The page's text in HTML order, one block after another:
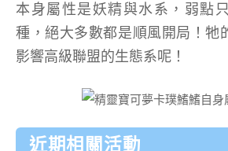
本身屬性是妖精與水系，弱點
種，絕大多數都是順風開局！牠
影響高級聯盟的生態系呢！
近期相關活動